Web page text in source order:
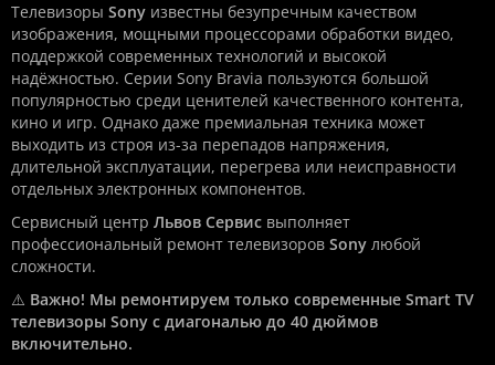
Телевизоры Sony известны безупречным качеством
изображения, мощными процессорами обработки видео,
поддержкой современных технологий и высокой
надёжностью. Серии Sony Bravia пользуются большой
популярностью среди ценителей качественного контента,
кино и игр. Однако даже премиальная техника может
выходить из строя из-за перепадов напряжения,
длительной эксплуатации, перегрева или неисправности
отдельных электронных компонентов.
Сервисный центр Львов Сервис выполняет
профессиональный ремонт телевизоров Sony любой
сложности.
⚠️ Важно! Мы ремонтируем только современные Smart TV
телевизоры Sony с диагональю до 40 дюймов
включительно.